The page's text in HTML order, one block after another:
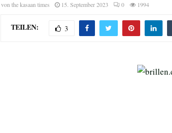
von the kasaan times 15. September 2023 0 1994
TEILEN: 3